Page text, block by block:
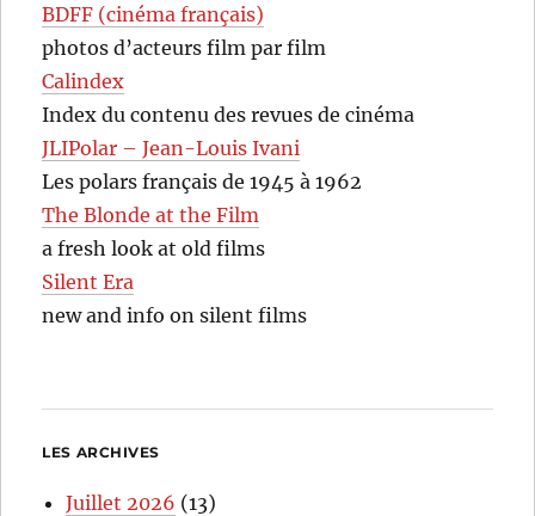
BDFF (cinéma français)
photos d’acteurs film par film
Calindex
Index du contenu des revues de cinéma
JLIPolar – Jean-Louis Ivani
Les polars français de 1945 à 1962
The Blonde at the Film
a fresh look at old films
Silent Era
new and info on silent films
LES ARCHIVES
Juillet 2026 (13)